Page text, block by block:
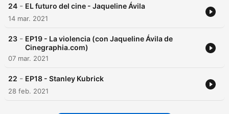
24 - EL futuro del cine - Jaqueline Ávila
14 mar. 2021
23 - EP19 - La violencia (con Jaqueline Ávila de
Cinegraphia.com)
07 mar. 2021
22 - EP18 - Stanley Kubrick
28 feb. 2021